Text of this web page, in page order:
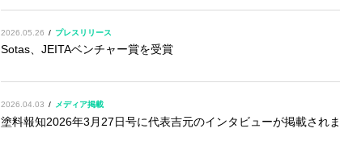
2026.05.26 プレスリリース
Sotas、JEITAベンチャー賞を受賞
2026.04.03 メディア掲載
塗料報知2026年3月27日号に代表吉元のインタビューが掲載され